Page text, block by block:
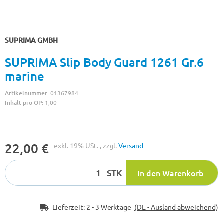
SUPRIMA GMBH
SUPRIMA Slip Body Guard 1261 Gr.6
marine
Artikelnummer:01367984
Inhalt pro OP: 1,00
22,00 € exkl. 19% USt. , zzgl.Versand
STK In den Warenkorb
Lieferzeit: 2 - 3 Werktage (DE - Ausland abweichend)